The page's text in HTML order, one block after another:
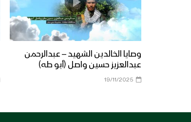
وصايا الخالدين الشهيد – عبدالرحمن
عبدالعزيز حسين واصل (أبو طه)
19/11/2025